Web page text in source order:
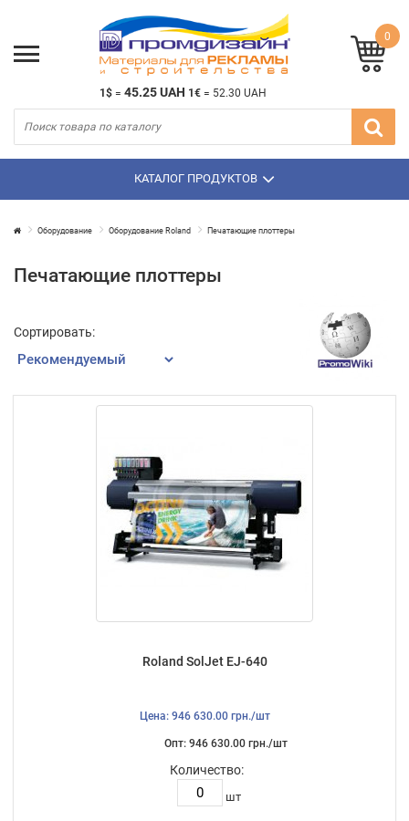
1$ = 45.25 UAH 1€ = 52.30 UAH
0
КАТАЛОГ ПРОДУКТОВ
Оборудование Оборудование Roland Печатающие плоттеры
Печатающие плоттеры
Сортировать:
Roland SolJet EJ-640
Цена: 946 630.00 грн./шт
Опт: 946 630.00 грн./шт
Количество:
шт